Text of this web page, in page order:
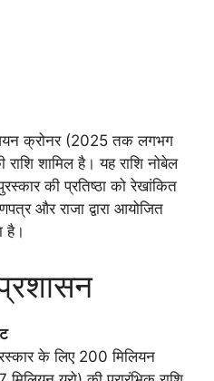
क्रोनर (2025 तक लगभग
शामिल है। यह राशि नोबेल
की प्रतिष्ठा को रेखांकित
और राजा द्वारा आयोजित
है।
के लिए 200 मिलियन